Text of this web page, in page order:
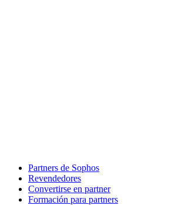
Partners de Sophos
Revendedores
Convertirse en partner
Formación para partners